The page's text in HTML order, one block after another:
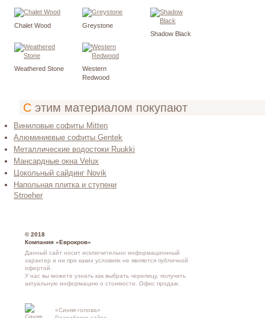
Chalet Wood
Greystone
Shadow Black
Weathered Stone
Western
Redwood
С этим материалом покупают
Виниловые софиты Mitten
Алюминиевые софиты Gentek
Металлические водостоки Ruukki
Мансардные окна Velux
Цокольный сайдинг Novik
Напольная плитка и ступени
Stroeher
© 2018
Компания «Еврокров»
Данный сайт носит исключительно информационный
характер и ни при каких условиях не является публичной
офертой.
У нас вы можете узнать как выбрать черепицу, получить
актуальную информацию о стоимости.Офис продаж
«Синяя голова»